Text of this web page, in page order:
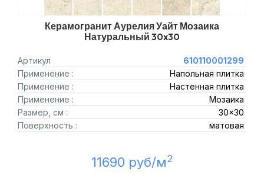
Керамогранит Аурелия Уайт Мозаика
Натуральный 30x30
Артикул
610110001299
Применение :
Напольная плитка
Применение :
Настенная плитка
Применение :
Мозаика
Размер, см :
30x30
Поверхность :
матовая
11690 руб/м2